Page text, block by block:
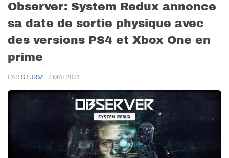
Observer: System Redux annonce
sa date de sortie physique avec
des versions PS4 et Xbox One en
prime
PAR STURM · 7 MAI 2021